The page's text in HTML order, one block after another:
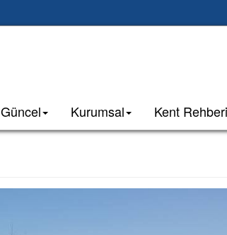
Güncel Kurumsal Kent Rehberi